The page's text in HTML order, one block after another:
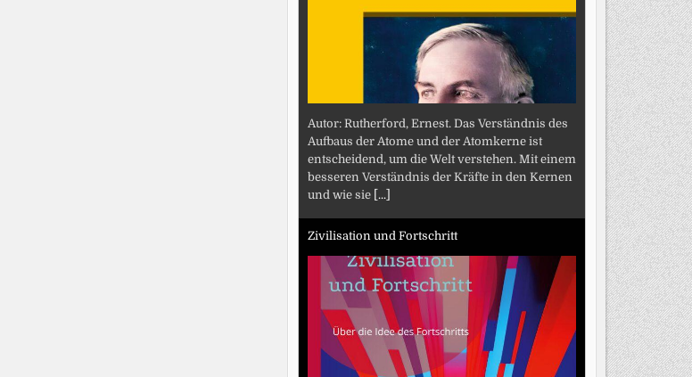
Autor: Rutherford, Ernest. Das Verständnis des
Aufbaus der Atome und der Atomkerne ist
entscheidend, um die Welt verstehen. Mit einem
besseren Verständnis der Kräfte in den Kernen
und wie sie [...]
Zivilisation und Fortschritt